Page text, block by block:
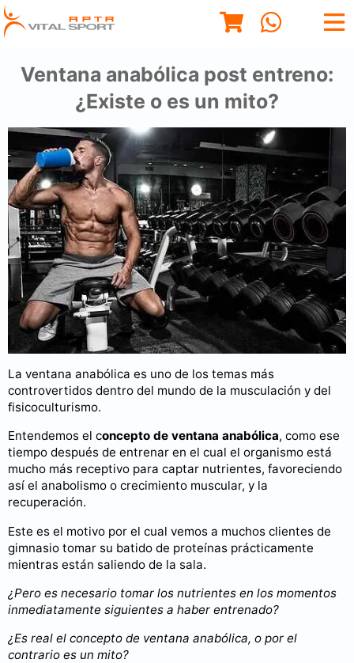
Ventana anabólica post entreno:
¿Existe o es un mito?
La ventana anabólica es uno de los temas más
controvertidos dentro del mundo de la musculación y del
fisicoculturismo.
Entendemos el concepto de ventana anabólica, como ese
tiempo después de entrenar en el cual el organismo está
mucho más receptivo para captar nutrientes, favoreciendo
así el anabolismo o crecimiento muscular, y la
recuperación.
Este es el motivo por el cual vemos a muchos clientes de
gimnasio tomar su batido de proteínas prácticamente
mientras están saliendo de la sala.
¿Pero es necesario tomar los nutrientes en los momentos
inmediatamente siguientes a haber entrenado?
¿Es real el concepto de ventana anabólica, o por el
contrario es un mito?